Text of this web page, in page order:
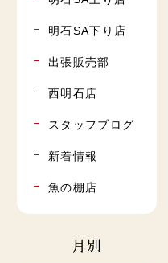
明石SA下り店
出張販売部
西明石店
スタッフブログ
新着情報
魚の棚店
月別